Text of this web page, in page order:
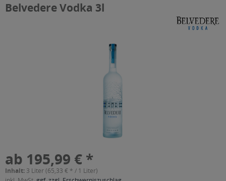
Belvedere Vodka 3l
ab 195,99 € *
Inhalt: 3 Liter (65,33 € * / 1 Liter)